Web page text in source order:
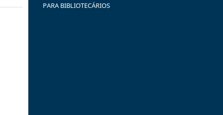
PARA BIBLIOTECÁRIOS